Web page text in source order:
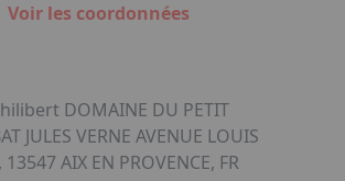
Voir les coordonnées
DOMAINE DU PETIT
JULES VERNE AVENUE LOUIS
13547 AIX EN PROVENCE, FR